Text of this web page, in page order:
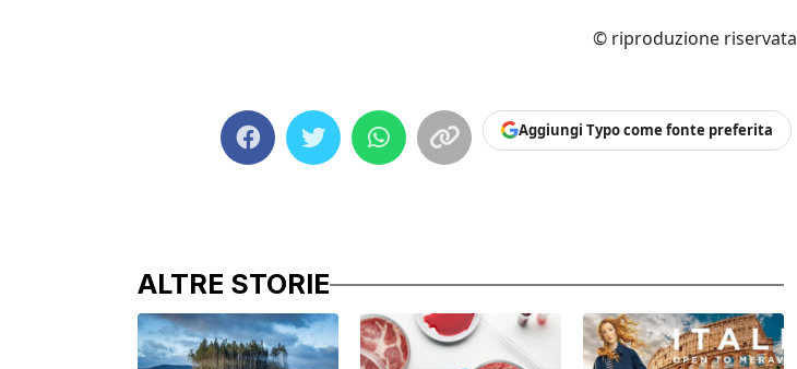
© riproduzione riservata
Aggiungi Typo come fonte preferita
ALTRE STORIE